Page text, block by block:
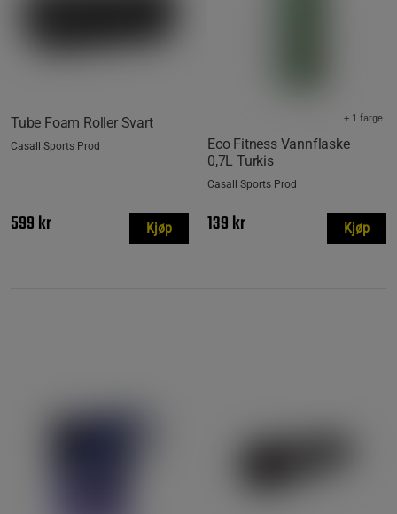
Tube Foam Roller Svart
Casall Sports Prod
599 kr Kjøp
Eco Fitness Vannflaske
0,7L Turkis
+ 1 farge
Casall Sports Prod
139 kr Kjøp